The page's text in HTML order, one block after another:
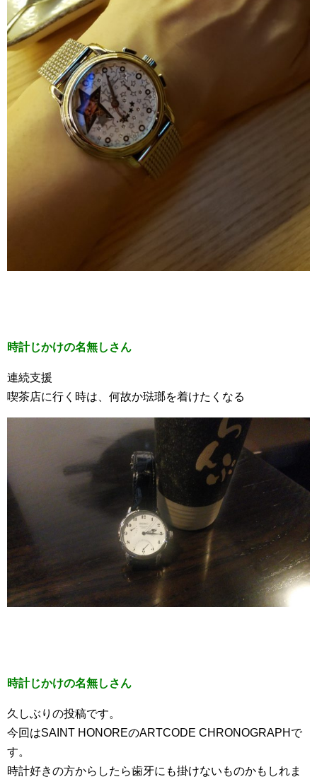
時計じかけの名無しさん
連続支援
喫茶店に行く時は、何故か琺瑯を着けたくなる
時計じかけの名無しさん
久しぶりの投稿です。
今回はSAINT HONOREのARTCODE CHRONOGRAPHで
す。
時計好きの方からしたら歯牙にも掛けないものかもしれま